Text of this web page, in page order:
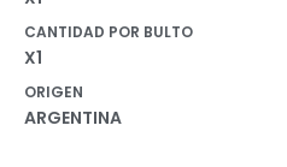
CANTIDAD POR BULTO
X1
ORIGEN
ARGENTINA